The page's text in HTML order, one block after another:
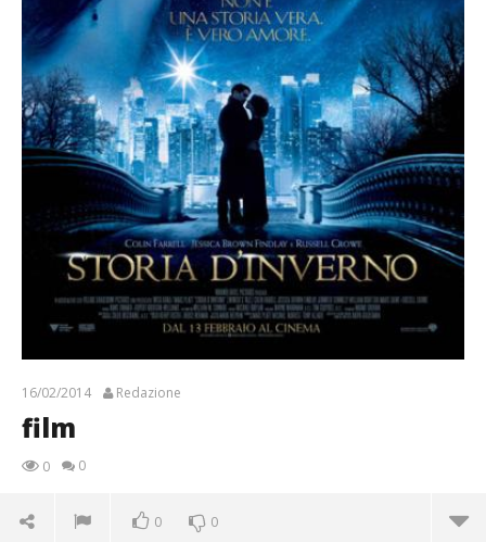
16/02/2014 Redazione
film
0 0
0 0